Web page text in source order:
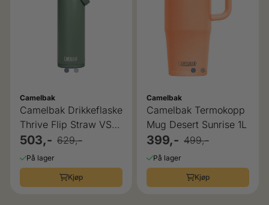
Camelbak
Camelbak Drikkeflaske
Thrive Flip Straw VSS
Moss 1L
503,- 629,-
På lager
Kjøp
Camelbak
Camelbak Termokopp
Mug Desert Sunrise 1L
399,- 499,-
På lager
Kjøp